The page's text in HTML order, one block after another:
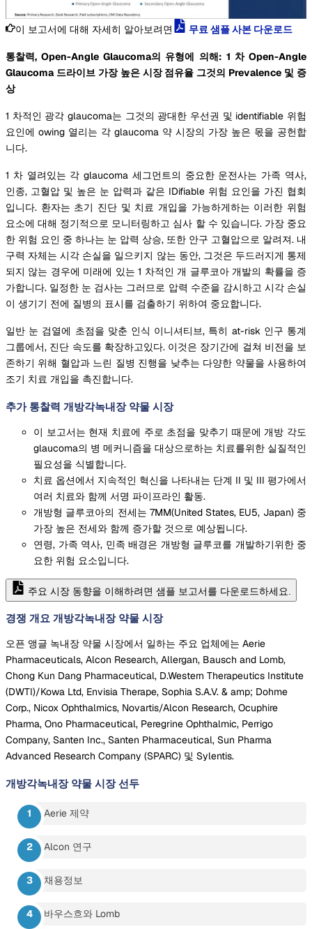
이 보고서에 대해 자세히 알아보려면 무료 샘플 사본 다운로드
통찰력, Open-Angle Glaucoma의 유형에 의해: 1 차 Open-Angle
Glaucoma 드라이브 가장 높은 시장 점유율 그것의 Prevalence 및 증
상
1 차적인 광각 glaucoma는 그것의 광대한 우선권 및 identifiable 위험
요인에 owing 열리는 각 glaucoma 약 시장의 가장 높은 몫을 공헌합
니다.
1 차 열려있는 각 glaucoma 세그먼트의 중요한 운전사는 가족 역사,
인종, 고혈압 및 높은 눈 압력과 같은 IDifiable 위험 요인을 가진 협회
입니다. 환자는 초기 진단 및 치료 개입을 가능하게하는 이러한 위험
요소에 대해 정기적으로 모니터링하고 심사 할 수 있습니다. 가장 중요
한 위험 요인 중 하나는 눈 압력 상승, 또한 안구 고혈압으로 알려져. 내
구력 자체는 시각 손실을 일으키지 않는 동안, 그것은 두드러지게 통제
되지 않는 경우에 미래에 있는 1 차적인 개 글루코아 개발의 확률을 증
가합니다. 일정한 눈 검사는 그러므로 압력 수준을 감시하고 시각 손실
이 생기기 전에 질병의 표시를 검출하기 위하여 중요합니다.
일반 눈 검열에 초점을 맞춘 인식 이니셔티브, 특히 at-risk 인구 통계
그룹에서, 진단 속도를 확장하고있다. 이것은 장기간에 걸쳐 비전을 보
존하기 위해 혈압과 느린 질병 진행을 낮추는 다양한 약물을 사용하여
조기 치료 개입을 촉진합니다.
추가 통찰력 개방각녹내장 약물 시장
이 보고서는 현재 치료에 주로 초점을 맞추기 때문에 개방 각도
glaucoma의 병 메커니즘을 대상으로하는 치료를위한 실질적인
필요성을 식별합니다.
치료 옵션에서 지속적인 혁신을 나타내는 단계 II 및 III 평가에서
여러 치료와 함께 서명 파이프라인 활동.
개방형 글루코아의 전세는 7MM(United States, EU5, Japan) 중
가장 높은 전세와 함께 증가할 것으로 예상됩니다.
연령, 가족 역사, 민족 배경은 개방형 글루코를 개발하기위한 중
요한 위험 요소입니다.
주요 시장 동향을 이해하려면 샘플 보고서를 다운로드하세요.
경쟁 개요 개방각녹내장 약물 시장
오픈 앵글 녹내장 약물 시장에서 일하는 주요 업체에는 Aerie
Pharmaceuticals, Alcon Research, Allergan, Bausch and Lomb,
Chong Kun Dang Pharmaceutical, D.Western Therapeutics Institute
(DWTI)/Kowa Ltd, Envisia Therape, Sophia S.A.V. & amp; Dohme
Corp., Nicox Ophthalmics, Novartis/Alcon Research, Ocuphire
Pharma, Ono Pharmaceutical, Peregrine Ophthalmic, Perrigo
Company, Santen Inc., Santen Pharmaceutical, Sun Pharma
Advanced Research Company (SPARC) 및 Sylentis.
개방각녹내장 약물 시장 선두
Aerie 제약
Alcon 연구
채용정보
바우스흐와 Lomb